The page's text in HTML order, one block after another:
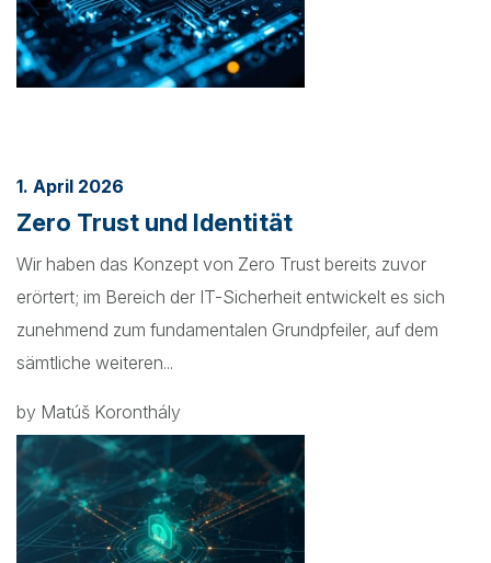
1. April 2026
Zero Trust und Identität
Wir haben das Konzept von Zero Trust bereits zuvor
erörtert; im Bereich der IT-Sicherheit entwickelt es sich
zunehmend zum fundamentalen Grundpfeiler, auf dem
sämtliche weiteren...
by Matúš Koronthály